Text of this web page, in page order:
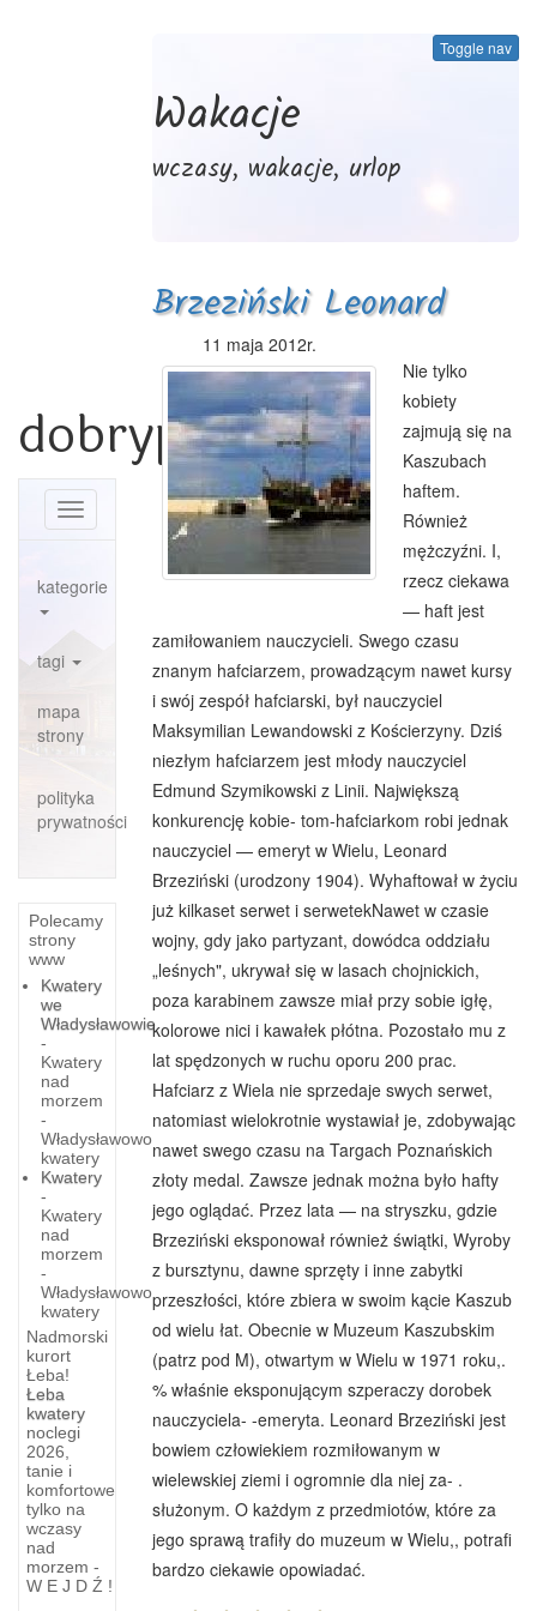
dobrypowiat.pl
Toggle
navigation
kategorie
tagi
mapa
strony
polityka
prywatności
Polecamy
strony
www
Kwatery
we
Władysławowie
-
Kwatery
nad
morzem
-
Władysławowo
kwatery
Kwatery
-
Kwatery
nad
morzem
-
Władysławowo
kwatery
Nadmorski
kurort
Łeba!
Łeba
kwatery
noclegi
2026,
tanie i
komfortowe
tylko na
wczasy
nad
morzem -
W E J D Ź !
Diabelskie
Skrzypki
To
instrument,
na
którym,
Toggle nav
Wakacje
wczasy, wakacje, urlop
Brzeziński Leonard
11 maja 2012r.
Nie tylko
kobiety
zajmują się na
Kaszubach
haftem.
Również
mężczyźni. I,
rzecz ciekawa
— haft jest
zamiło­waniem nauczycieli. Swego czasu
znanym hafciarzem, prowadzącym nawet kursy
i swój zespół hafciarski, był nauczyciel
Maksymilian Le­wandowski z Kościerzyny. Dziś
niezłym hafciarzem jest młody nauczyciel
Edmund Szymikowski z Linii. Naj­większą
konkurencję kobie- tom-hafciarkom robi jednak
nauczyciel — emeryt w Wie­lu, Leonard
Brzeziński (uro­dzony 1904). Wyhaftował w życiu
już kilkaset serwet i serwetekNawet w czasie
wojny, gdy jako partyzant, dowódca oddziału
„leśnych", ukrywał się w lasach choj­nickich,
poza karabinem za­wsze miał przy sobie igłę,
kolorowe nici i kawałek płót­na. Pozostało mu z
lat spę­dzonych w ruchu oporu 200 prac.
Hafciarz z Wiela nie sprzedaje swych serwet,
na­tomiast wielokrotnie wysta­wiał je, zdobywając
nawet swego czasu na Targach Po­znańskich
złoty medal. Zaw­sze jednak można było hafty
jego oglądać. Przez lata — na stryszku, gdzie
Brzeziński eksponował również świątki, Wyroby
z bursztynu, dawne sprzęty i inne zabytki
przeszłości, które zbiera w swoim kącie Kaszub
od wielu łat. Obecnie w Muzeum Kaszub­skim
(patrz pod M), otwar­tym w Wielu w 1971 roku,.
% właśnie eksponującym szpe­raczy dorobek
nauczyciela- -emeryta. Leonard Brzeziński jest
bowiem człowiekiem roz­miłowanym w
wielewskiej ziemi i ogromnie dla niej za- .
służonym. O każdym z przed­miotów, które za
jego sprawą trafiły do muzeum w Wielu,, potrafi
bardzo ciekawie opo­wiadać.